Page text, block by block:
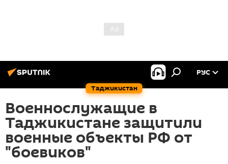
Таджикистан
РУС
Военнослужащие в
Таджикистане защитили
военные объекты РФ от
"боевиков"